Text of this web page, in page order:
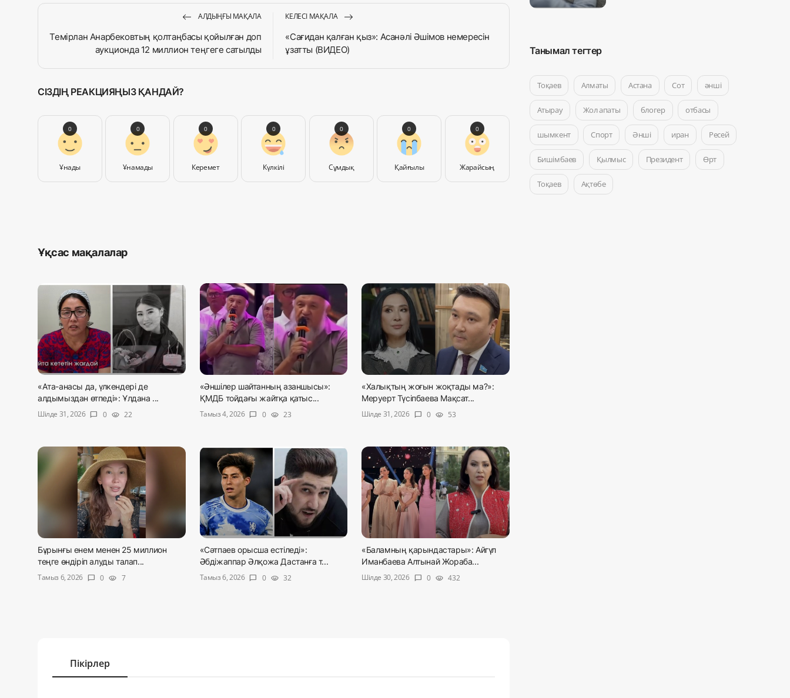
АЛДЫҢҒЫ МАҚАЛА
Темірлан Анарбековтың қолтаңбасы қойылған доп
аукционда 12 миллион теңгеге сатылды
КЕЛЕСІ МАҚАЛА
«Сағидан қалған қыз»: Асанәлі Әшімов немересін
ұзатты (ВИДЕО)
СІЗДІҢ РЕАКЦИЯҢЫЗ ҚАНДАЙ?
Ұнады
0
Ұнамады
0
Керемет
0
Күлкілі
0
Сұмдық
0
Қайғылы
0
Жарайсың
0
Ұқсас мақалалар
«Ата-анасы да, үлкендері де
алдымыздан өтпеді»: Ұлдана ...
Шілде 31, 2026 chat_bubble 0 visibility 22
«Әншілер шайтанның азаншысы»:
ҚМДБ тойдағы жайтқа қатыс...
Тамыз 4, 2026
chat_bubble 0 visibility 23
«Халықтың жоғын жоқтады ма?»:
Меруерт Түсіпбаева Мақсат...
Шілде 31, 2026
chat_bubble 0 visibility 53
Бұрынғы енем менен 25 миллион
теңге өндіріп алуды талап...
Тамыз 6, 2026 chat_bubble 0 visibility 7
«Сәтпаев орысша естіледі»:
Әбдіжаппар Әлқожа Дастанға т...
Тамыз 6, 2026 chat_bubble 0 visibility 32
«Баламның қарындастары»: Айгүл
Иманбаева Алтынай Жораба...
Шілде 30, 2026 chat_bubble 0 visibility 432
Пікірлер
Танымал тегтер
Тоқаев Алматы Астана Сот әнші
Атырау Жол апаты блогер отбасы
шымкент Спорт Әнші иран Ресей
Бишімбаев Қылмыс Президент Өрт
Тоқаев Ақтөбе